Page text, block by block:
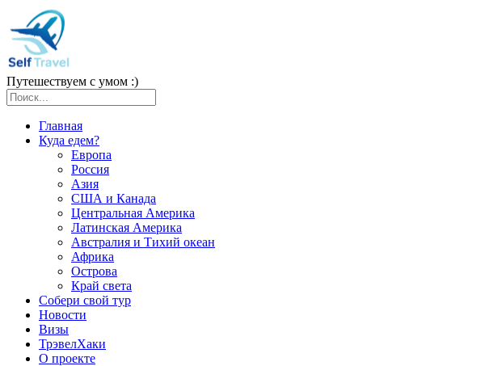
Путешествуем с умом :)
Главная
Куда едем?
Европа
Россия
Азия
США и Канада
Центральная Америка
Латинская Америка
Австралия и Тихий океан
Африка
Острова
Край света
Собери свой тур
Новости
Визы
ТрэвелХаки
О проекте